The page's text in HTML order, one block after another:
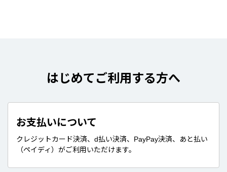
はじめてご利用する方へ
お支払いについて
クレジットカード決済、d払い決済、PayPay決済、あと払い
（ペイディ）がご利用いただけます。